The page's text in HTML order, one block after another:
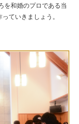
を和婚のプロである当
ていきましょう。